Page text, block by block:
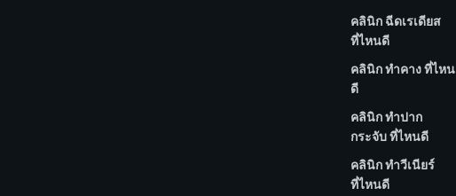
คลินิก ฉีดเรเดียส
ที่ไหนดี
คลินิก ทำคาง ที่ไหน
ดี
คลินิก ทำปาก
กระจับ ที่ไหนดี
คลินิก ทำวีเนียร์
ที่ไหนดี